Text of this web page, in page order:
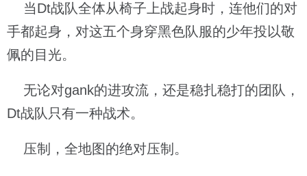
当Dt战队全体从椅子上战起身时，连他们的对
手都起身，对这五个身穿黑色队服的少年投以敬
佩的目光。
无论对gank的进攻流，还是稳扎稳打的团队，
Dt战队只有一种战术。
压制，全地图的绝对压制。